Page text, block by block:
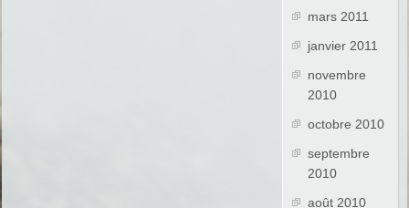
mars 2011
janvier 2011
novembre
2010
octobre 2010
septembre
2010
août 2010